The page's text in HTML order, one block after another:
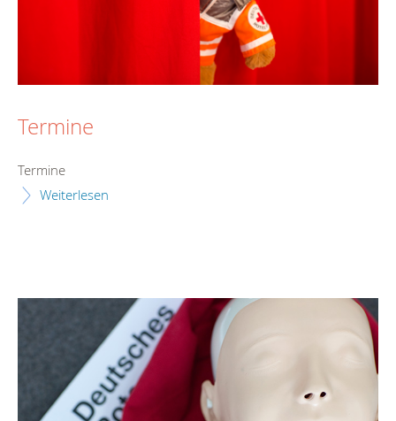
Termine
Termine
Weiterlesen